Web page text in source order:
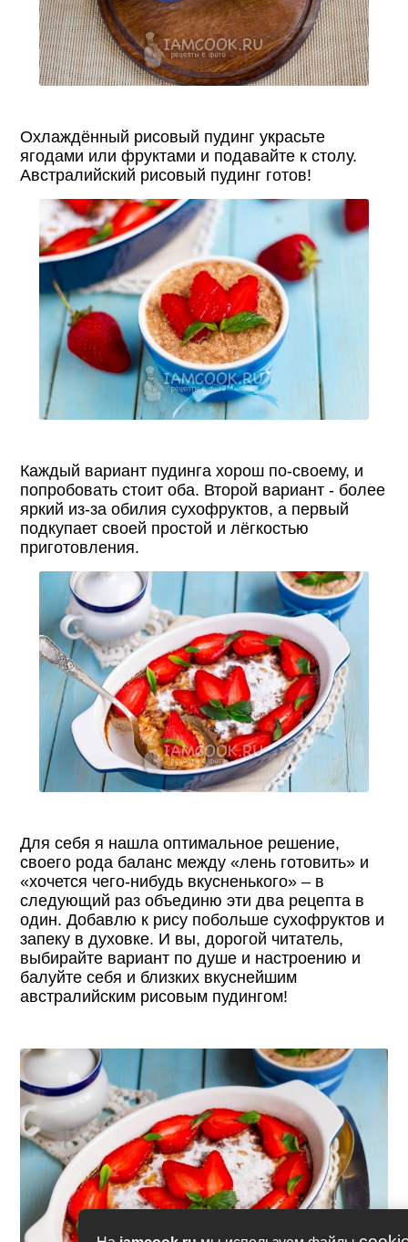
Охлаждённый рисовый пудинг украсьте
ягодами или фруктами и подавайте к столу.
Австралийский рисовый пудинг готов!
Каждый вариант пудинга хорош по-своему, и
попробовать стоит оба. Второй вариант - более
яркий из-за обилия сухофруктов, а первый
подкупает своей простой и лёгкостью
приготовления.
Для себя я нашла оптимальное решение,
своего рода баланс между «лень готовить» и
«хочется чего-нибудь вкусненького» – в
следующий раз объединю эти два рецепта в
один. Добавлю к рису побольше сухофруктов и
запеку в духовке. И вы, дорогой читатель,
выбирайте вариант по душе и настроению и
балуйте себя и близких вкуснейшим
австралийским рисовым пудингом!